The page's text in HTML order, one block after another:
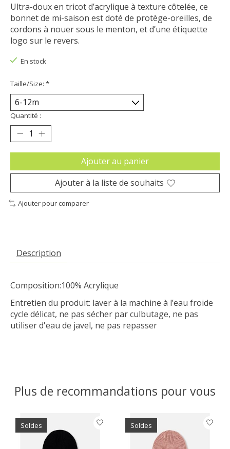
Ultra-doux en tricot d’acrylique à texture côtelée, ce
bonnet de mi-saison est doté de protège-oreilles, de
cordons à nouer sous le menton, et d’une étiquette
logo sur le revers.
En stock
Taille/Size: *
Quantité :
Ajouter au panier
Ajouter à la liste de souhaits
Ajouter pour comparer
Description
Composition:100% Acrylique
Entretien du produit: laver à la machine à l’eau froide
cycle délicat, ne pas sécher par culbutage, ne pas
utiliser d'eau de javel, ne pas repasser
Plus de recommandations pour vous
Articles du carrousel de produits
Soldes Soldes